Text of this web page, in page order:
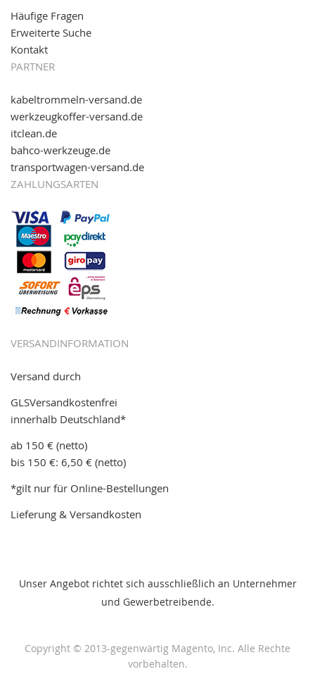
Häufige Fragen
Erweiterte Suche
Kontakt
PARTNER
kabeltrommeln-versand.de
werkzeugkoffer-versand.de
itclean.de
bahco-werkzeuge.de
transportwagen-versand.de
ZAHLUNGSARTEN
VERSANDINFORMATION
Versand durch
GLSVersandkostenfrei
innerhalb Deutschland*
ab 150 € (netto)
bis 150 €: 6,50 € (netto)
*gilt nur für Online-Bestellungen
Lieferung & Versandkosten
Unser Angebot richtet sich ausschließlich an Unternehmer
und Gewerbetreibende.
Copyright © 2013-gegenwärtig Magento, Inc. Alle Rechte
vorbehalten.